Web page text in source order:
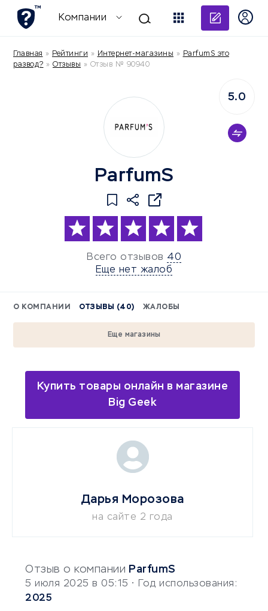
Компании
Главная » Рейтинги » Интернет-магазины » ParfumS это
развод? » Отзывы » Отзыв № 90940
ParfumS
Всего отзывов 40
Еще нет жалоб
5.0
О КОМПАНИИ ОТЗЫВЫ (40) ЖАЛОБЫ
Еще магазины
Купить товары онлайн в магазине
Big Geek
Отзыв о компании ParfumS
5 июля 2025 в 05:15 • Год использования:
2025
Дарья Морозова
на сайте 2 года